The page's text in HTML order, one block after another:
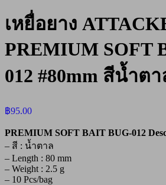
เหยื่อยาง
PREMIUM SOFT
012 #80mm สีน้ำตา
฿95.00
PREMIUM SOFT BAIT BUG-012
– สี : น้ำตาล
– Length : 80 mm
– Weight : 2.5 g
– 10 Pcs/bag